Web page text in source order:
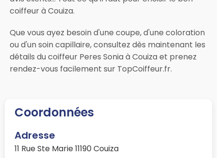
coiffeur à Couiza.
Que vous ayez besoin d'une coupe, d'une coloration
ou d'un soin capillaire, consultez dès maintenant les
détails du coiffeur Peres Sonia à Couiza et prenez
rendez-vous facilement sur TopCoiffeur.fr.
Coordonnées
Adresse
11 Rue Ste Marie 11190 Couiza